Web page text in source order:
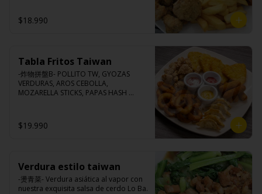
indica en esta descripción.)
$18.990
Tabla Fritos Taiwan
-炸物拼盤B- POLLITO TW, GYOZAS
VERDURAS, AROS CEBOLLA,
MOZARELLA STICKS, PAPAS HASH
opciones disponibles según lo que
indica en esta descripción.)
$19.990
Verdura estilo taiwan
-燙青菜- Verdura asiática al vapor con
nuestra exquisita salsa de cerdo Lo Ba.